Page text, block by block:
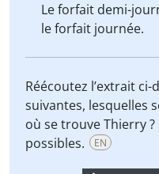
Le forfait demi-
le forfait journée.
Réécoutez l’extrait
suivantes, lesquelles
où se trouve Thierry
possibles.
EN